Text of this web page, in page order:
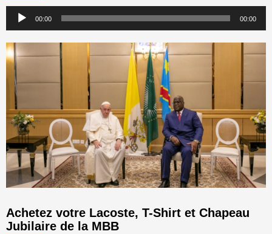
Lecteur
audio
00:00 00:00
Achetez votre Lacoste, T-Shirt et Chapeau
Jubilaire de la MBB